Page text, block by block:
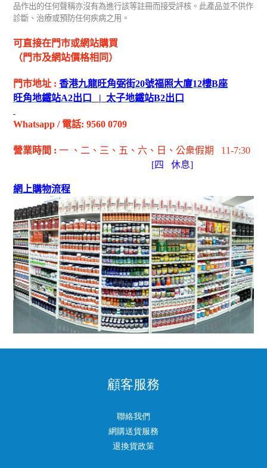
品作出的任何聲稱亦沒有為進行該等註冊而接受評核。此產品並不供作
診斷、治療或預防任何疾病之用。
可直接在門市或網站購買
（門市及網站價格相同）
門市地址 : 香港九龍旺角弼街20號福照大廈12樓B座
旺角地鐵站A2出 口 | 太子地鐵站B2出 口
Whatsapp / 電話: 9560 0709
營業時間 : 一 、二、三、五 、六 、日 、公衆假期
11-7:30
[四 休息]
網上購物流程
顧客服務
聯絡我們
網購送貨服務
退換貨政策